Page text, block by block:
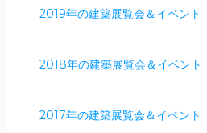
2019年の建築展覧会＆イベント
2018年の建築展覧会＆イベント
2017年の建築展覧会＆イベント